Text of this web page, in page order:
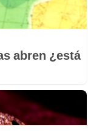
abren ¿está